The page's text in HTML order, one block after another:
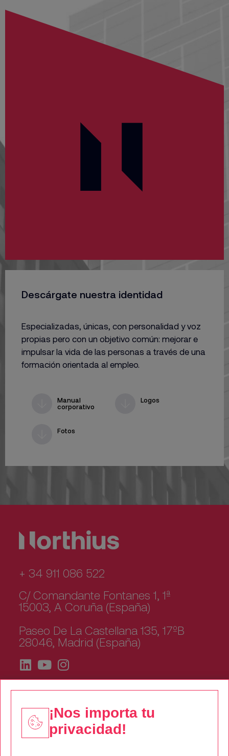
Descárgate nuestra identidad
Especializadas, únicas, con personalidad y voz
propias pero con un objetivo común: mejorar e
impulsar la vida de las personas a través de una
formación orientada al empleo.
Manual
corporativo
Logos
Fotos
+ 34 911 086 522
C/ Comandante Fontanes 1, 1ª
15003, A Coruña (España)
Paseo De La Castellana 135, 17ºB
28046, Madrid (España)
Quiénes somos
¡Nos importa tu
privacidad!